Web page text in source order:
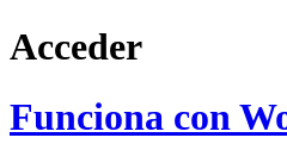
Acceder
Funciona con